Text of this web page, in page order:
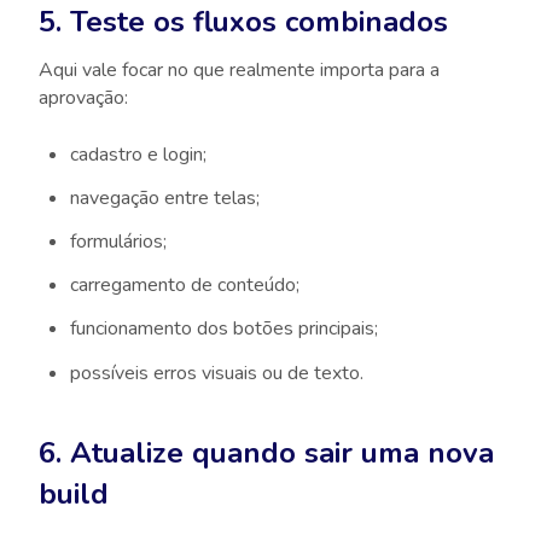
5. Teste os fluxos combinados
Aqui vale focar no que realmente importa para a
aprovação:
cadastro e login;
navegação entre telas;
formulários;
carregamento de conteúdo;
funcionamento dos botões principais;
possíveis erros visuais ou de texto.
6. Atualize quando sair uma nova
build